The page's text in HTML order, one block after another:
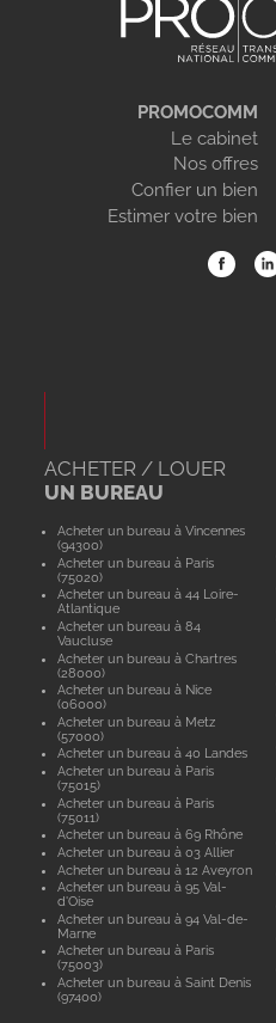
PROMOCOMM
Le cabinet
Nos offres
Confier un bien
Estimer votre bien
ACHETER / LOUER
UN BUREAU
Acheter un bureau à Vincennes
(94300)
Acheter un bureau à Paris
(75020)
Acheter un bureau à 44 Loire-
Atlantique
Acheter un bureau à 84
Vaucluse
Acheter un bureau à Chartres
(28000)
Acheter un bureau à Nice
(06000)
Acheter un bureau à Metz
(57000)
Acheter un bureau à 40 Landes
Acheter un bureau à Paris
(75015)
Acheter un bureau à Paris
(75011)
Acheter un bureau à 69 Rhône
Acheter un bureau à 03 Allier
Acheter un bureau à 12 Aveyron
Acheter un bureau à 95 Val-
d'Oise
Acheter un bureau à 94 Val-de-
Marne
Acheter un bureau à Paris
(75003)
Acheter un bureau à Saint Denis
(97400)